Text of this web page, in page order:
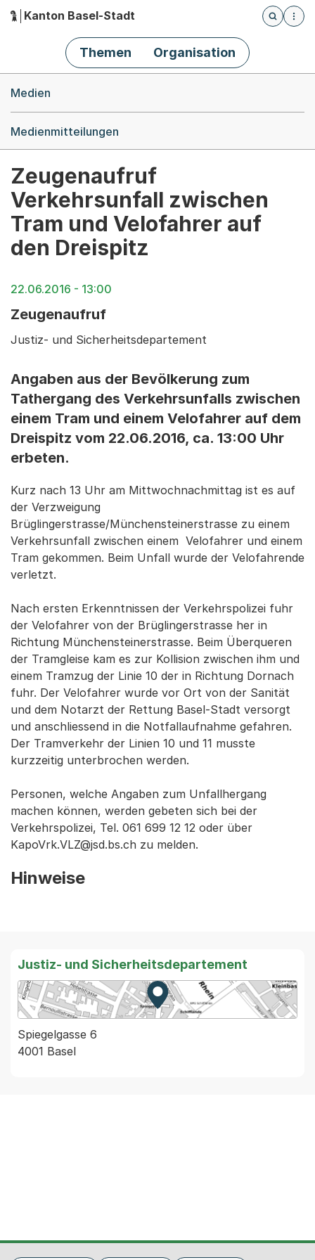
Hauptnavigation
Kanton Basel-Stadt
Öffnet
Themen Organisation
Medien
Medienmitteilungen
Zeugenaufruf
Verkehrsunfall zwischen
Tram und Velofahrer auf
den Dreispitz
22.06.2016 - 13:00
Zeugenaufruf
Justiz- und Sicherheitsdepartement
Angaben aus der Bevölkerung zum
Tathergang des Verkehrsunfalls zwischen
einem Tram und einem Velofahrer auf dem
Dreispitz vom 22.06.2016, ca. 13:00 Uhr
erbeten.
Kurz nach 13 Uhr am Mittwochnachmittag ist es auf
der Verzweigung
Brüglingerstrasse/Münchensteinerstrasse zu einem
Verkehrsunfall zwischen einem Velofahrer und einem
Tram gekommen. Beim Unfall wurde der Velofahrende
verletzt.
Nach ersten Erkenntnissen der Verkehrspolizei fuhr
der Velofahrer von der Brüglingerstrasse her in
Richtung Münchensteinerstrasse. Beim Überqueren
der Tramgleise kam es zur Kollision zwischen ihm und
einem Tramzug der Linie 10 der in Richtung Dornach
fuhr. Der Velofahrer wurde vor Ort von der Sanität
und dem Notarzt der Rettung Basel-Stadt versorgt
und anschliessend in die Notfallaufnahme gefahren.
Der Tramverkehr der Linien 10 und 11 musste
kurzzeitig unterbrochen werden.
Personen, welche Angaben zum Unfallhergang
machen können, werden gebeten sich bei der
Verkehrspolizei, Tel. 061 699 12 12 oder über
KapoVrk.VLZ@jsd.bs.ch zu melden.
Hinweise
Justiz- und Sicherheitsdepartement
Zur Karte von MapBS.
Externer Link, wird in einem
Spiegelgasse 6
4001 Basel